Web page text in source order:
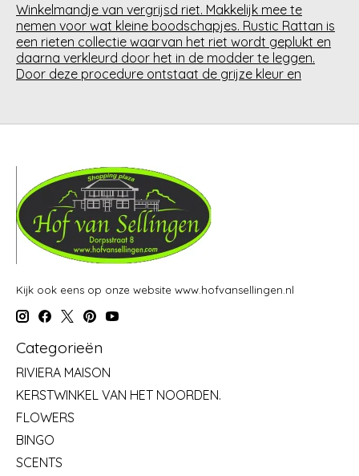
Winkelmandje van vergrijsd riet. Makkelijk mee te
nemen voor wat kleine boodschapjes. Rustic Rattan is
een rieten collectie waarvan het riet wordt geplukt en
daarna verkleurd door het in de modder te leggen.
Door deze procedure ontstaat de grijze kleur en
Kijk ook eens op onze website www.hofvansellingen.nl
Categorieën
RIVIERA MAISON
KERSTWINKEL VAN HET NOORDEN.
FLOWERS
BINGO
SCENTS